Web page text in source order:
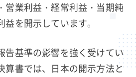
営業利益・経常利益・当期純
を開示しています。
告基準の影響を強く受けてい
算書では、日本の開示方法と